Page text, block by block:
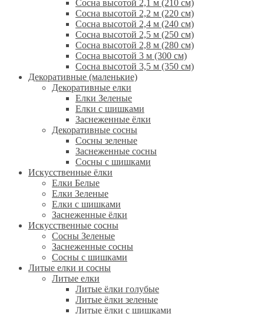
Сосна высотой 2,1 м (210 см)
Сосна высотой 2,2 м (220 см)
Сосна высотой 2,4 м (240 см)
Сосна высотой 2,5 м (250 см)
Сосна высотой 2,8 м (280 см)
Сосна высотой 3 м (300 см)
Сосна высотой 3,5 м (350 см)
Декоративные (маленькие)
Декоративные елки
Елки Зеленые
Елки с шишками
Заснеженные ёлки
Декоративные сосны
Сосны зеленые
Заснеженные сосны
Сосны с шишками
Искусственные ёлки
Елки Белые
Елки Зеленые
Елки с шишками
Заснеженные ёлки
Искусственные сосны
Сосны Зеленые
Заснеженные сосны
Сосны с шишками
Литые елки и сосны
Литые елки
Литые ёлки голубые
Литые ёлки зеленые
Литые ёлки с шишками